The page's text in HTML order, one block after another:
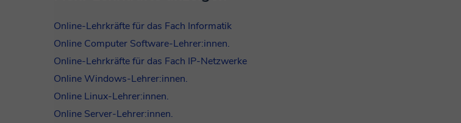
Online-Lehrkräfte für das Fach Informatik
Online Computer Software-Lehrer:innen.
Online-Lehrkräfte für das Fach IP-Netzwerke
Online Windows-Lehrer:innen.
Online Linux-Lehrer:innen.
Online Server-Lehrer:innen.